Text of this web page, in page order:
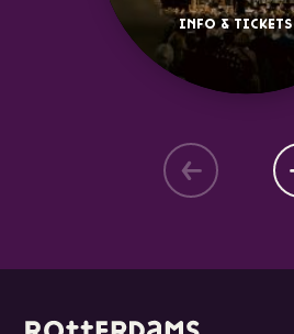
INFO & TICKETS